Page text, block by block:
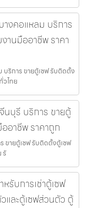
งคอแหลม บริการ
านมืออาชีพ ราคา
บริการ ขายตู้เซฟ รับติดตั้ง
ไทย
นบุรี บริการ ขายตู้
อาชีพ ราคาถูก
ขายตู้เซฟ รับติดตั้งตู้เซฟ
รั
รับการเช่าตู้เซฟ
และตู้เซฟส่วนตัว ตู้